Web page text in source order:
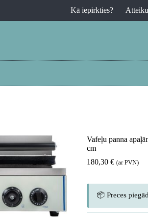
Kā iepirkties?
Vafeļu panna
cm
180,30 € (ar PVN)
📦 Preces